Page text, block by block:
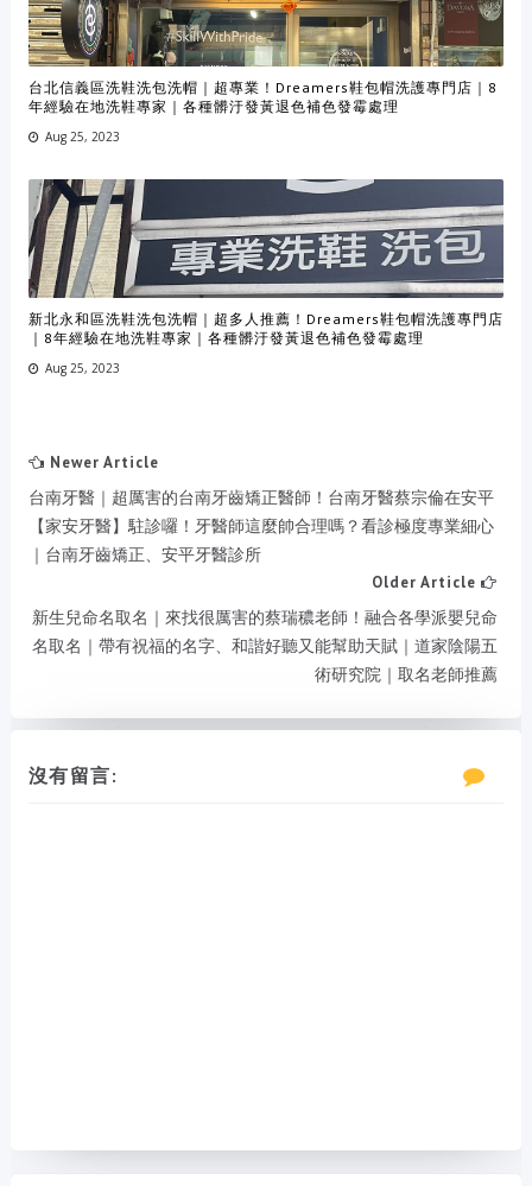
台北信義區洗鞋洗包洗帽｜超專業！Dreamers鞋包帽洗護專門店｜8
年經驗在地洗鞋專家｜各種髒汙發黃退色補色發霉處理
Aug 25, 2023
新北永和區洗鞋洗包洗帽｜超多人推薦！Dreamers鞋包帽洗護專門店
｜8年經驗在地洗鞋專家｜各種髒汙發黃退色補色發霉處理
Aug 25, 2023
Newer Article
台南牙醫｜超厲害的台南牙齒矯正醫師！台南牙醫蔡宗倫在安平
【家安牙醫】駐診囉！牙醫師這麼帥合理嗎？看診極度專業細心
｜台南牙齒矯正、安平牙醫診所
Older Article
新生兒命名取名｜來找很厲害的蔡瑞穠老師！融合各學派嬰兒命
名取名｜帶有祝福的名字、和諧好聽又能幫助天賦｜道家陰陽五
術研究院｜取名老師推薦
沒有留言: